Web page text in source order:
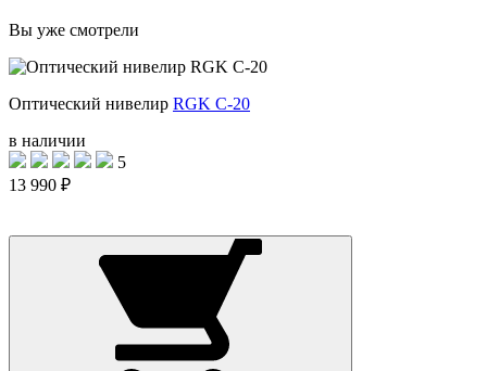
Вы уже смотрели
Оптический нивелир RGK C-20
в наличии
5
13 990 ₽